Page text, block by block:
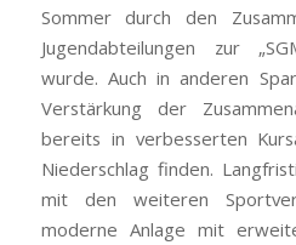
Sommer durch den
Jugendabteilungen zur
wurde. Auch in anderen
Verstärkung der
bereits in verbesserten
Niederschlag finden.
mit den weiteren
moderne Anlage mit